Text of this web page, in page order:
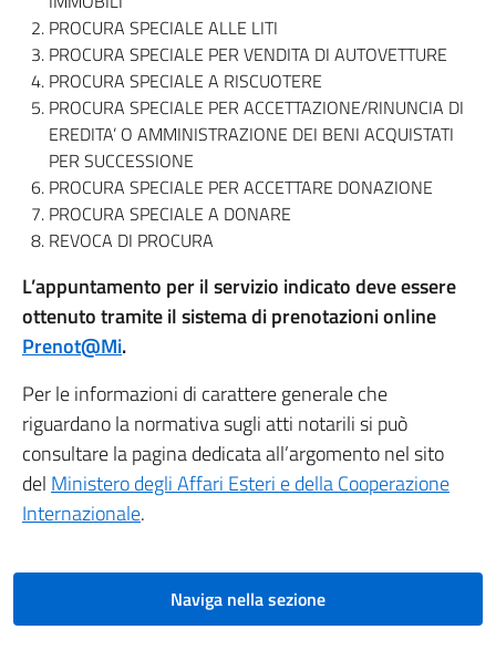
PROCURA SPECIALE ALLE LITI
PROCURA SPECIALE PER VENDITA DI AUTOVETTURE
PROCURA SPECIALE A RISCUOTERE
PROCURA SPECIALE PER ACCETTAZIONE/RINUNCIA DI
EREDITA’ O AMMINISTRAZIONE DEI BENI ACQUISTATI
PER SUCCESSIONE
PROCURA SPECIALE PER ACCETTARE DONAZIONE
PROCURA SPECIALE A DONARE
REVOCA DI PROCURA
L’appuntamento per il servizio indicato deve essere
ottenuto tramite il sistema di prenotazioni online
Prenot@Mi.
Per le informazioni di carattere generale che
riguardano la normativa sugli atti notarili si può
consultare la pagina dedicata all’argomento nel sito
del Ministero degli Affari Esteri e della Cooperazione
Internazionale.
Naviga nella sezione